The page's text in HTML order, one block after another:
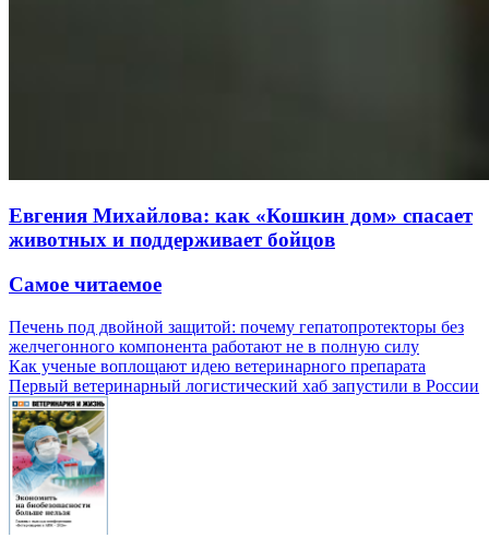
Евгения Михайлова: как «Кошкин дом» спасает
животных и поддерживает бойцов
Самое читаемое
Печень под двойной защитой: почему гепатопротекторы без
желчегонного компонента работают не в полную силу
Как ученые воплощают идею ветеринарного препарата
Первый ветеринарный логистический хаб запустили в России